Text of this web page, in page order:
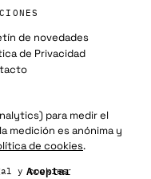
de novedades
de Privacidad
y cookies
para medir el
medición es anónima y
de cookies.
Aceptar